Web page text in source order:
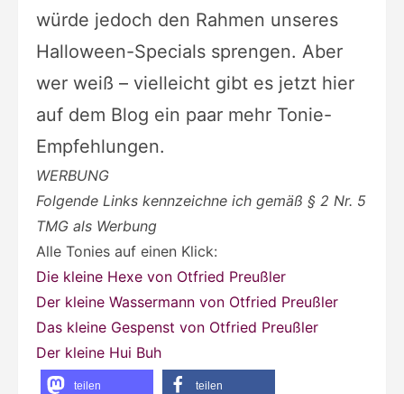
würde jedoch den Rahmen unseres
Halloween-Specials sprengen. Aber
wer weiß – vielleicht gibt es jetzt hier
auf dem Blog ein paar mehr Tonie-
Empfehlungen.
WERBUNG
Folgende Links kennzeichne ich gemäß § 2 Nr. 5
TMG als Werbung
Alle Tonies auf einen Klick:
Die kleine Hexe von Otfried Preußler
Der kleine Wassermann von Otfried Preußler
Das kleine Gespenst von Otfried Preußler
Der kleine Hui Buh
teilen teilen